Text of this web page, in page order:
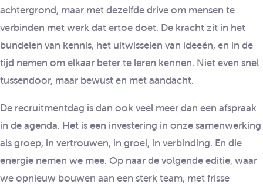
achtergrond, maar met dezelfde drive om mensen te
verbinden met werk dat ertoe doet. De kracht zit in het
bundelen van kennis, het uitwisselen van ideeën, en in de
tijd nemen om elkaar beter te leren kennen. Niet even snel
tussendoor, maar bewust en met aandacht.
De recruitmentdag is dan ook veel meer dan een afspraak
in de agenda. Het is een investering in onze samenwerking
als groep, in vertrouwen, in groei, in verbinding. En die
energie nemen we mee. Op naar de volgende editie, waar
we opnieuw bouwen aan een sterk team, met frisse